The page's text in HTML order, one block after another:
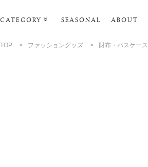
CATEGORY SEASONAL ABOUT
TOP > ファッショングッズ > 財布・パスケース